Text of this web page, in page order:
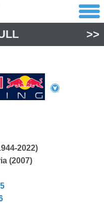
>>
2022)
(2007)